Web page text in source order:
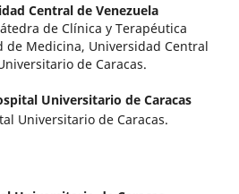
Central de Venezuela
de Clínica y Terapéutica
de Medicina, Universidad Central
de Caracas.
Universitario de Caracas
Universitario de Caracas.